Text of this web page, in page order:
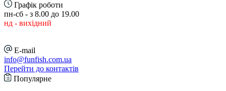
Графік роботи
пн-сб - з 8.00 до 19.00
нд - вихідний
E-mail
info@funfish.com.ua
Перейти до контактів
Популярне